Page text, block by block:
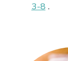
3-8 .